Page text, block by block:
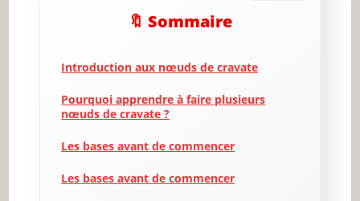
🔖 Sommaire
Introduction aux nœuds de cravate
Pourquoi apprendre à faire plusieurs
nœuds de cravate ?
Les bases avant de commencer
Les bases avant de commencer